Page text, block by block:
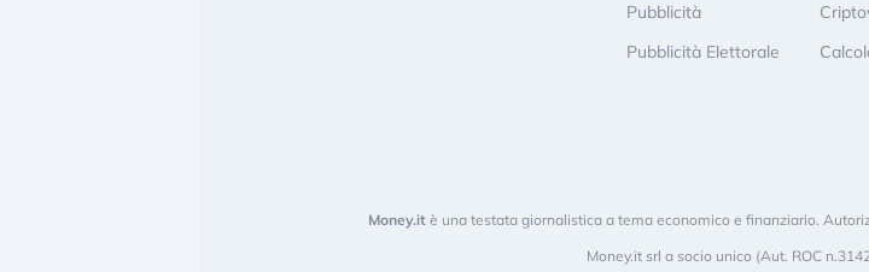
Pubblicità
Pubblicità Elettorale
Money.it è una testata giornalistica a tema economico e finanziario.
Money.it srl a socio unico (Aut. ROC